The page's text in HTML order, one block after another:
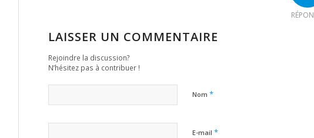
LAISSER UN COMMENTAIRE
Rejoindre la discussion?
N’hésitez pas à contribuer !
Nom *
E-mail *